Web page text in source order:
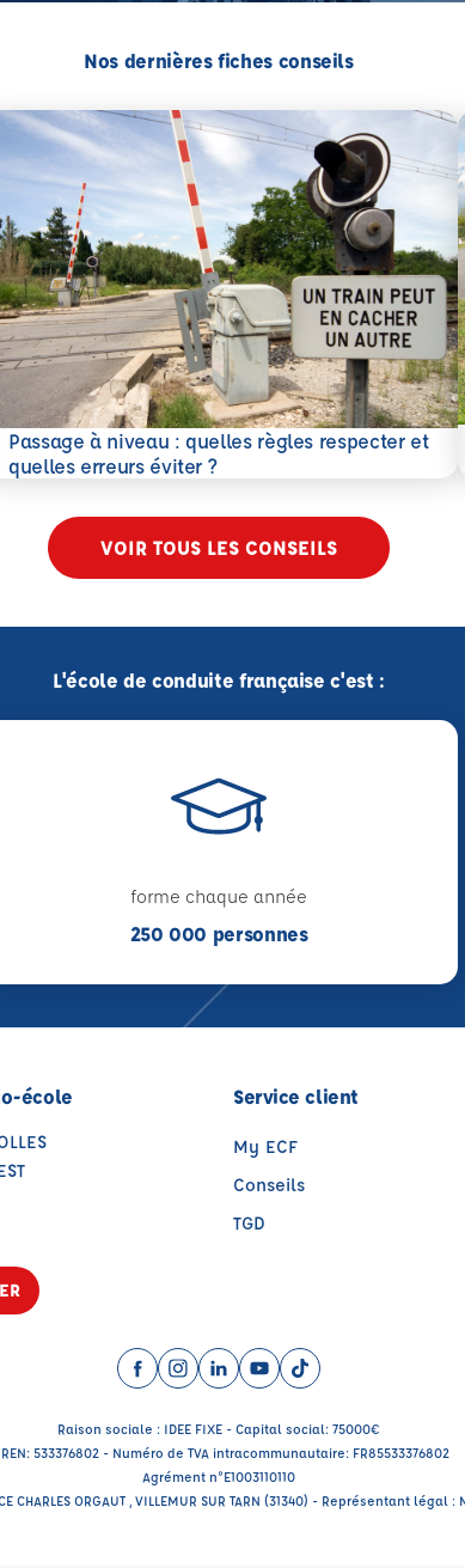
Nos dernières fiches conseils
Passage à niveau : quelles règles respecter et
quelles erreurs éviter ?
savoir plus
VOIR TOUS LES CONSEILS
L'école de conduite française c'est :
forme chaque année
250 000 personnes
école Service client
My ECF
Conseils
TGD
Facebook (nouvelle fenêtre)
Instagram (nouvelle fenêtre)
LinkedIn (nouvelle fenêtre)
YouTube (nouvelle
TikTok (nouvelle
Raison sociale : IDEE FIXE - Capital social: 75000€
533376802 - Numéro de TVA intracommunautaire: FR85533376802
Agrément n°E1003110110
CHARLES ORGAUT , VILLEMUR SUR TARN (31340) - Représentant légal :